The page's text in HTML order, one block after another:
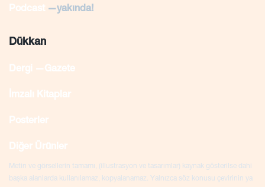
Podcast —yakında!
Dükkan
Dergi —Gazete
İmzalı Kitaplar
Posterler
Diğer Ürünler
Metin ve görsellerin tamamı, (illustrasyon ve tasarımlar) kaynak gösterilse dahi
başka alanlarda kullanılamaz, kopyalanamaz. Yalnızca söz konusu çevirinin ya